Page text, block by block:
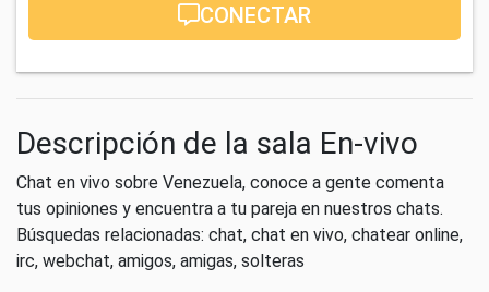
CONECTAR
Descripción de la sala En-vivo
Chat en vivo sobre Venezuela, conoce a gente comenta
tus opiniones y encuentra a tu pareja en nuestros chats.
Búsquedas relacionadas: chat, chat en vivo, chatear online,
irc, webchat, amigos, amigas, solteras